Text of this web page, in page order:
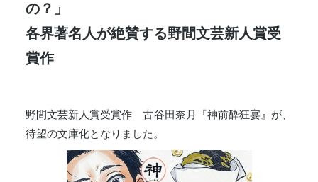
の？」
各界著名人が絶賛する野間文芸新人賞受
賞作
野間文芸新人賞受賞作 古谷田奈月『神前酔狂宴』が、
待望の文庫化となりました。